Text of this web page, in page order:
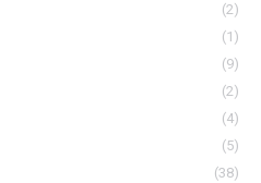
(2)
(1)
(9)
(2)
(4)
(5)
(38)